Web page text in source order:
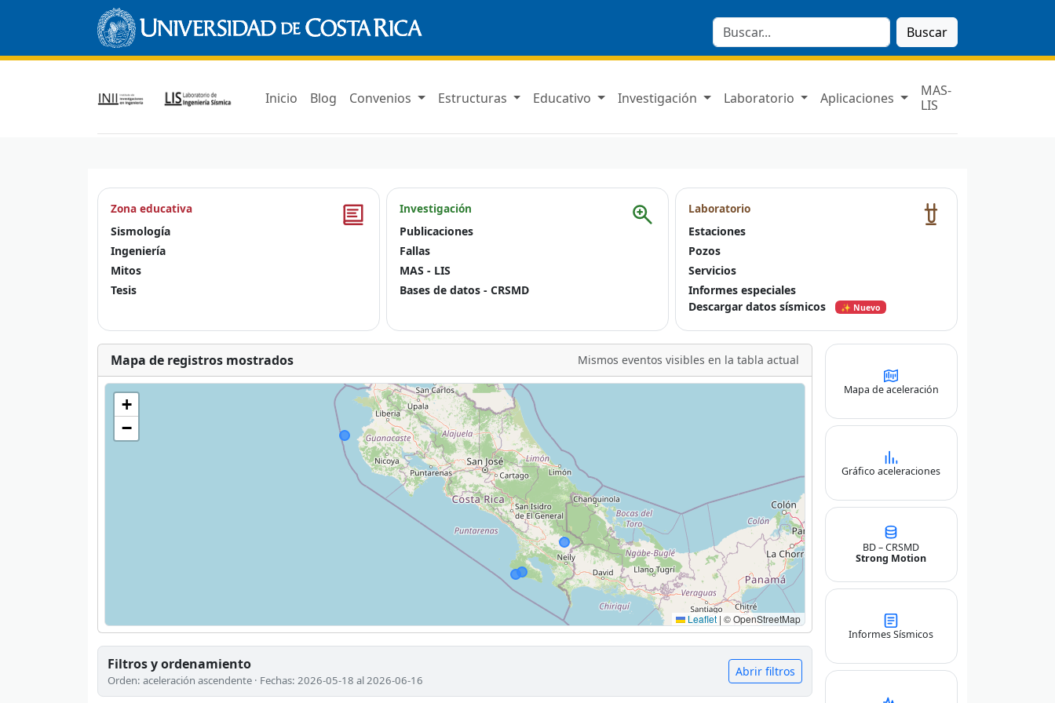
Buscar
Inicio Blog Convenios Estructuras Educativo Investigación Laboratorio Aplicaciones
MAS-
LIS
Zona educativa
Sismología
Ingeniería
Mitos
Tesis
Investigación
Publicaciones
Fallas
MAS - LIS
Bases de datos - CRSMD
Laboratorio
Estaciones
Pozos
Servicios
Informes especiales
Descargar datos sísmicos
✨ Nuevo
Mapa de registros mostrados Mismos eventos visibles en la tabla actual
+
−
Leaflet | © OpenStreetMap
Filtros y ordenamiento
Orden: aceleración ascendente · Fechas: 2026-05-18 al 2026-06-16
Abrir filtros
Mapa de aceleración
Gráfico aceleraciones
BD – CRSMD
Strong Motion
Informes Sísmicos